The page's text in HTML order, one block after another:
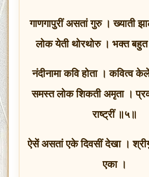
गाणगापुरीं असतां गुरु । ख्याती
लोक येती थोरथोरु । भक्त
नंदीनामा कवि होता । कवित्व
समस्त लोक शिकती अमृता ।
राष्‍ट्रीं ॥५॥
ऐसें असतां एके दिवसीं देखा ।
एका ।